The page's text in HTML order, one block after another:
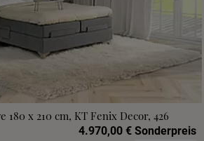
180 x 210 cm, KT Fenix Decor, 426
4.970,00 € Sonderpreis